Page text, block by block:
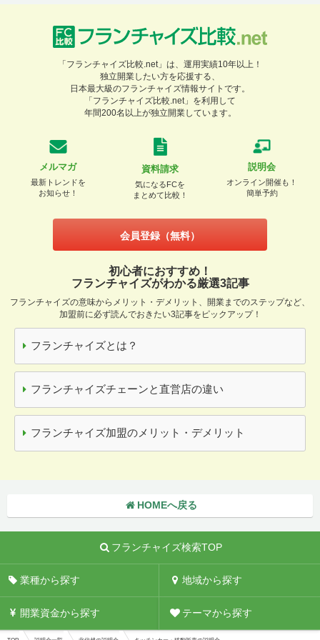
「フランチャイズ比較.net」は、運用実績10年以上！
独立開業したい方を応援する、
日本最大級のフランチャイズ情報サイトです。
「フランチャイズ比較.net」を利用して
年間200名以上が独立開業しています。
メルマガ
最新トレンドを
お知らせ！
資料請求
気になるFCを
まとめて比較！
説明会
オンライン開催も！
簡単予約
会員登録（無料）
初心者におすすめ！
フランチャイズがわかる厳選3記事
フランチャイズの意味からメリット・デメリット、開業までのステップなど、
加盟前に必ず読んでおきたい3記事をピックアップ！
フランチャイズとは？
フランチャイズチェーンと直営店の違い
フランチャイズ加盟のメリット・デメリット
HOMEへ戻る
フランチャイズ検索TOP
業種から探す 地域から探す
開業資金から探す テーマから探す